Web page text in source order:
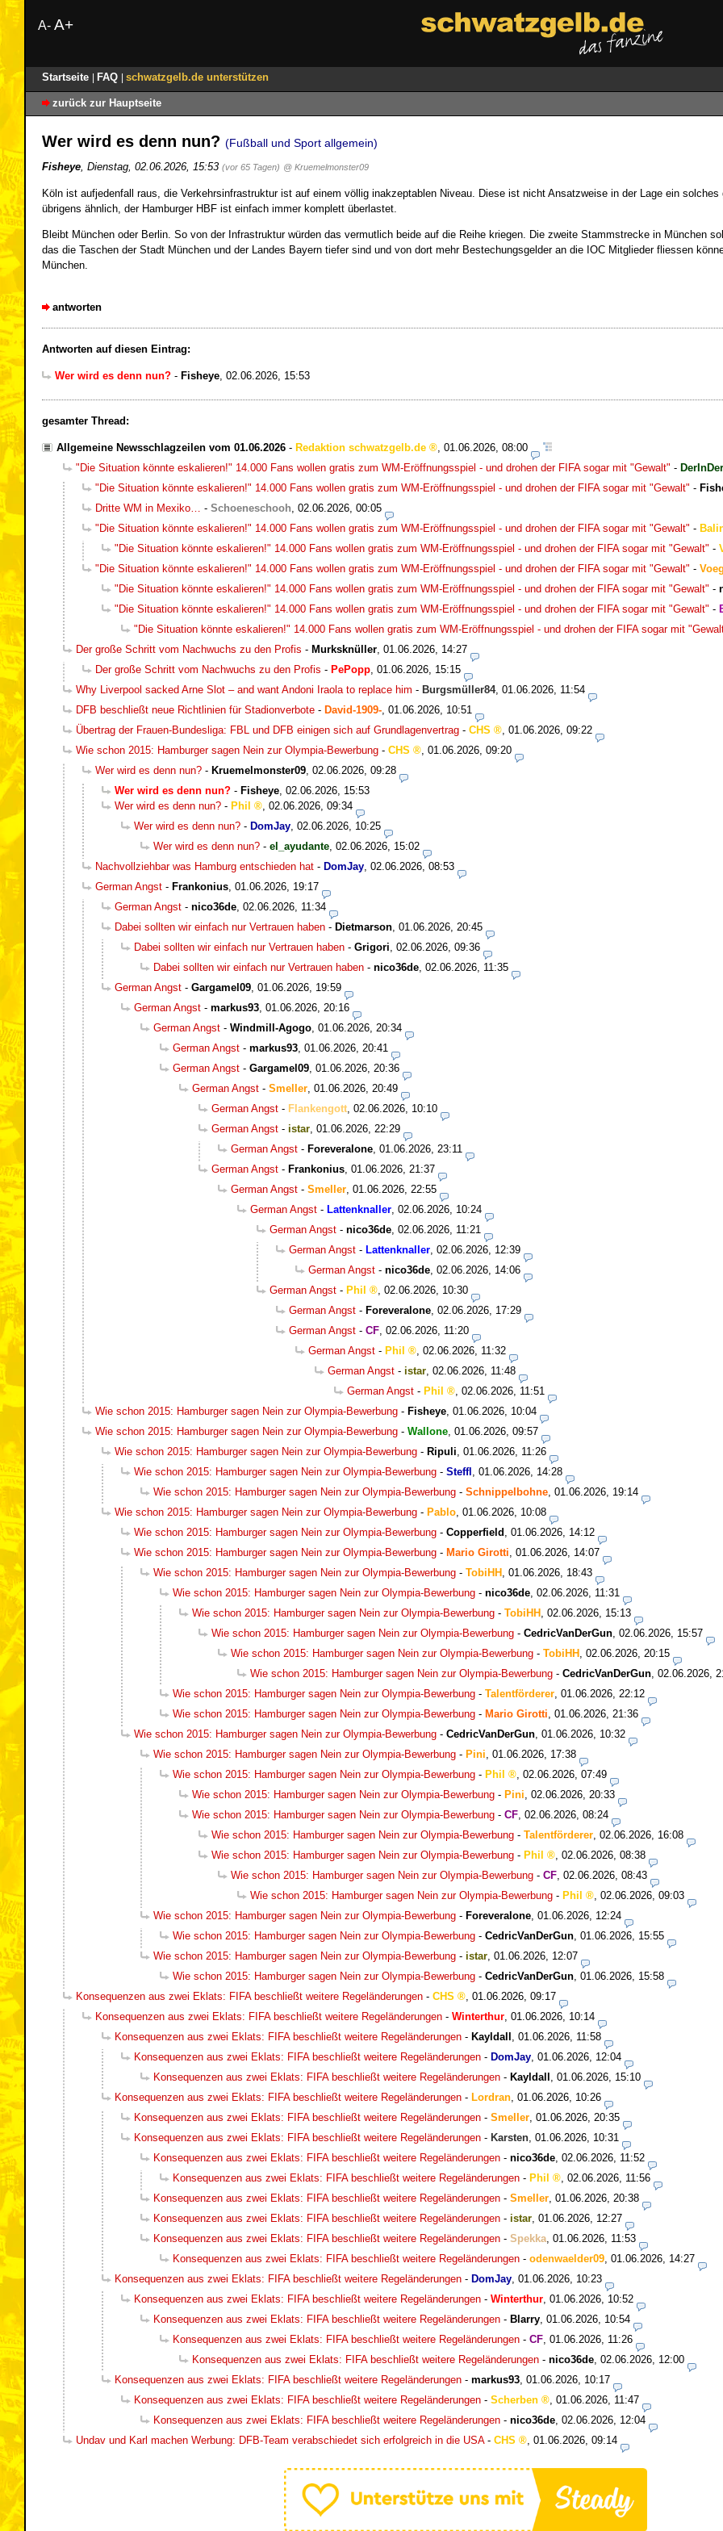
A- A+
Startseite FAQ schwatzgelb.de unterstützen
zurück zur Hauptseite
Wer wird es denn nun? (Fußball und Sport allgemein)
Fisheye Dienstag, 02.06.2026, 15:53 (vor 65 Tagen) @ Kruemelmonster09
Köln ist aufjedenfall raus, die Verkehrsinfrastruktur ist auf einem völlig inakzeptablen Niveau. Diese ist nicht Ansatzweise in der Lage ein
übrigens ähnlich, der Hamburger HBF ist einfach immer komplett überlastet.
Bleibt München oder Berlin. So von der Infrastruktur würden das vermutlich beide auf die Reihe kriegen. Die zweite Stammstrecke in München
das die Taschen der Stadt München und der Landes Bayern tiefer sind und von dort mehr Bestechungsgelder an die IOC Mitglieder fliessen
München.
antworten
Antworten auf diesen Eintrag:
Wer wird es denn nun? - Fisheye, 02.06.2026, 15:53
gesamter Thread:
Allgemeine Newsschlagzeilen vom 01.06.2026 - Redaktion schwatzgelb.de
01.06.2026, 08:00
"Die Situation könnte eskalieren!" 14.000 Fans wollen gratis zum WM-Eröffnungsspiel - und drohen der FIFA sogar mit "Gewalt" -
"Die Situation könnte eskalieren!" 14.000 Fans wollen gratis zum WM-Eröffnungsspiel - und drohen der FIFA sogar mit "Gewalt" -
Dritte WM in Mexiko…
- Schoeneschooh 02.06.2026, 00:05
"Die Situation könnte eskalieren!" 14.000 Fans wollen gratis zum WM-Eröffnungsspiel - und drohen der FIFA sogar mit "Gewalt" -
"Die Situation könnte eskalieren!" 14.000 Fans wollen gratis zum WM-Eröffnungsspiel - und drohen der FIFA sogar mit "Gewalt" -
"Die Situation könnte eskalieren!" 14.000 Fans wollen gratis zum WM-Eröffnungsspiel - und drohen der FIFA sogar mit "Gewalt" -
"Die Situation könnte eskalieren!" 14.000 Fans wollen gratis zum WM-Eröffnungsspiel - und drohen der FIFA sogar mit "Gewalt" -
"Die Situation könnte eskalieren!" 14.000 Fans wollen gratis zum WM-Eröffnungsspiel - und drohen der FIFA sogar mit "Gewalt" -
"Die Situation könnte eskalieren!" 14.000 Fans wollen gratis zum WM-Eröffnungsspiel - und drohen der FIFA sogar mit
Der große Schritt vom Nachwuchs zu den Profis - Murksknüller 01.06.2026, 14:27
Der große Schritt vom Nachwuchs zu den Profis - PePopp 01.06.2026, 15:15
Why Liverpool sacked Arne Slot – and want Andoni Iraola to replace him - Burgsmüller84, 01.06.2026, 11:54
DFB beschließt neue Richtlinien für Stadionverbote - David-1909- 01.06.2026, 10:51
Übertrag der Frauen-Bundesliga: FBL und DFB einigen sich auf Grundlagenvertrag - CHS
01.06.2026, 09:22
Wie schon 2015: Hamburger sagen Nein zur Olympia-Bewerbung - CHS
01.06.2026, 09:20
Wer wird es denn nun? - Kruemelmonster09 02.06.2026, 09:28
Wer wird es denn nun? - Fisheye 02.06.2026, 15:53
Wer wird es denn nun? - Phil
02.06.2026, 09:34
Wer wird es denn nun? - DomJay 02.06.2026, 10:25
Wer wird es denn nun? - el_ayudante 02.06.2026, 15:02
Nachvollziehbar was Hamburg entschieden hat - DomJay 02.06.2026, 08:53
German Angst - Frankonius 01.06.2026, 19:17
German Angst - nico36de 02.06.2026, 11:34
Dabei sollten wir einfach nur Vertrauen haben - Dietmarson 01.06.2026, 20:45
Dabei sollten wir einfach nur Vertrauen haben - Grigori 02.06.2026, 09:36
Dabei sollten wir einfach nur Vertrauen haben - nico36de 02.06.2026, 11:35
German Angst - Gargamel09 01.06.2026, 19:59
German Angst - markus93 01.06.2026, 20:16
German Angst - Windmill-Agogo 01.06.2026, 20:34
German Angst - markus93 01.06.2026, 20:41
German Angst - Gargamel09 01.06.2026, 20:36
German Angst - Smeller 01.06.2026, 20:49
German Angst - Flankengott 02.06.2026, 10:10
German Angst - istar 01.06.2026, 22:29
German Angst - Foreveralone 01.06.2026, 23:11
German Angst - Frankonius 01.06.2026, 21:37
German Angst - Smeller 01.06.2026, 22:55
German Angst - Lattenknaller 02.06.2026, 10:24
German Angst - nico36de 02.06.2026, 11:21
German Angst - Lattenknaller 02.06.2026, 12:39
German Angst - nico36de 02.06.2026, 14:06
German Angst - Phil
02.06.2026, 10:30
German Angst - Foreveralone 02.06.2026, 17:29
German Angst - CF 02.06.2026, 11:20
German Angst - Phil
02.06.2026, 11:32
German Angst - istar 02.06.2026, 11:48
German Angst - Phil
02.06.2026, 11:51
Wie schon 2015: Hamburger sagen Nein zur Olympia-Bewerbung - Fisheye 01.06.2026, 10:04
Wie schon 2015: Hamburger sagen Nein zur Olympia-Bewerbung - Wallone 01.06.2026, 09:57
Wie schon 2015: Hamburger sagen Nein zur Olympia-Bewerbung - Ripuli 01.06.2026, 11:26
Wie schon 2015: Hamburger sagen Nein zur Olympia-Bewerbung - Steffl
01.06.2026, 14:28
Wie schon 2015: Hamburger sagen Nein zur Olympia-Bewerbung - Schnippelbohne 01.06.2026, 19:14
Wie schon 2015: Hamburger sagen Nein zur Olympia-Bewerbung - Pablo 01.06.2026, 10:08
Wie schon 2015: Hamburger sagen Nein zur Olympia-Bewerbung - Copperfield
01.06.2026, 14:12
Wie schon 2015: Hamburger sagen Nein zur Olympia-Bewerbung - Mario Girotti 01.06.2026, 14:07
Wie schon 2015: Hamburger sagen Nein zur Olympia-Bewerbung - TobiHH
01.06.2026, 18:43
Wie schon 2015: Hamburger sagen Nein zur Olympia-Bewerbung - nico36de 02.06.2026, 11:31
Wie schon 2015: Hamburger sagen Nein zur Olympia-Bewerbung - TobiHH
02.06.2026, 15:13
Wie schon 2015: Hamburger sagen Nein zur Olympia-Bewerbung - CedricVanDerGun 02.06.2026, 15:57
Wie schon 2015: Hamburger sagen Nein zur Olympia-Bewerbung - TobiHH
02.06.2026, 20:15
Wie schon 2015: Hamburger sagen Nein zur Olympia-Bewerbung - CedricVanDerGun 02.06.2026,
Wie schon 2015: Hamburger sagen Nein zur Olympia-Bewerbung - Talentförderer 01.06.2026, 22:12
Wie schon 2015: Hamburger sagen Nein zur Olympia-Bewerbung - Mario Girotti 01.06.2026, 21:36
Wie schon 2015: Hamburger sagen Nein zur Olympia-Bewerbung - CedricVanDerGun 01.06.2026, 10:32
Wie schon 2015: Hamburger sagen Nein zur Olympia-Bewerbung - Pini 01.06.2026, 17:38
Wie schon 2015: Hamburger sagen Nein zur Olympia-Bewerbung - Phil
02.06.2026, 07:49
Wie schon 2015: Hamburger sagen Nein zur Olympia-Bewerbung - Pini 02.06.2026, 20:33
Wie schon 2015: Hamburger sagen Nein zur Olympia-Bewerbung - CF 02.06.2026, 08:24
Wie schon 2015: Hamburger sagen Nein zur Olympia-Bewerbung - Talentförderer 02.06.2026, 16:08
Wie schon 2015: Hamburger sagen Nein zur Olympia-Bewerbung - Phil
02.06.2026, 08:38
Wie schon 2015: Hamburger sagen Nein zur Olympia-Bewerbung - CF 02.06.2026, 08:43
Wie schon 2015: Hamburger sagen Nein zur Olympia-Bewerbung - Phil
02.06.2026, 09:03
Wie schon 2015: Hamburger sagen Nein zur Olympia-Bewerbung - Foreveralone 01.06.2026, 12:24
Wie schon 2015: Hamburger sagen Nein zur Olympia-Bewerbung - CedricVanDerGun 01.06.2026, 15:55
Wie schon 2015: Hamburger sagen Nein zur Olympia-Bewerbung - istar 01.06.2026, 12:07
Wie schon 2015: Hamburger sagen Nein zur Olympia-Bewerbung - CedricVanDerGun 01.06.2026, 15:58
Konsequenzen aus zwei Eklats: FIFA beschließt weitere Regeländerungen - CHS
01.06.2026, 09:17
Konsequenzen aus zwei Eklats: FIFA beschließt weitere Regeländerungen - Winterthur 01.06.2026, 10:14
Konsequenzen aus zwei Eklats: FIFA beschließt weitere Regeländerungen - Kayldall
01.06.2026, 11:58
Konsequenzen aus zwei Eklats: FIFA beschließt weitere Regeländerungen - DomJay 01.06.2026, 12:04
Konsequenzen aus zwei Eklats: FIFA beschließt weitere Regeländerungen - Kayldall
01.06.2026, 15:10
Konsequenzen aus zwei Eklats: FIFA beschließt weitere Regeländerungen - Lordran 01.06.2026, 10:26
Konsequenzen aus zwei Eklats: FIFA beschließt weitere Regeländerungen - Smeller 01.06.2026, 20:35
Konsequenzen aus zwei Eklats: FIFA beschließt weitere Regeländerungen - Karsten 01.06.2026, 10:31
Konsequenzen aus zwei Eklats: FIFA beschließt weitere Regeländerungen - nico36de 02.06.2026, 11:52
Konsequenzen aus zwei Eklats: FIFA beschließt weitere Regeländerungen - Phil
02.06.2026, 11:56
Konsequenzen aus zwei Eklats: FIFA beschließt weitere Regeländerungen - Smeller 01.06.2026, 20:38
Konsequenzen aus zwei Eklats: FIFA beschließt weitere Regeländerungen - istar 01.06.2026, 12:27
Konsequenzen aus zwei Eklats: FIFA beschließt weitere Regeländerungen - Spekka 01.06.2026, 11:53
Konsequenzen aus zwei Eklats: FIFA beschließt weitere Regeländerungen - odenwaelder09 01.06.2026, 14:27
Konsequenzen aus zwei Eklats: FIFA beschließt weitere Regeländerungen - DomJay 01.06.2026, 10:23
Konsequenzen aus zwei Eklats: FIFA beschließt weitere Regeländerungen - Winterthur 01.06.2026, 10:52
Konsequenzen aus zwei Eklats: FIFA beschließt weitere Regeländerungen - Blarry 01.06.2026, 10:54
Konsequenzen aus zwei Eklats: FIFA beschließt weitere Regeländerungen - CF 01.06.2026, 11:26
Konsequenzen aus zwei Eklats: FIFA beschließt weitere Regeländerungen - nico36de 02.06.2026, 12:00
Konsequenzen aus zwei Eklats: FIFA beschließt weitere Regeländerungen - markus93 01.06.2026, 10:17
Konsequenzen aus zwei Eklats: FIFA beschließt weitere Regeländerungen - Scherben
01.06.2026, 11:47
Konsequenzen aus zwei Eklats: FIFA beschließt weitere Regeländerungen - nico36de 02.06.2026, 12:04
Undav und Karl machen Werbung: DFB-Team verabschiedet sich erfolgreich in die USA- CHS 01.06.2026, 09:14